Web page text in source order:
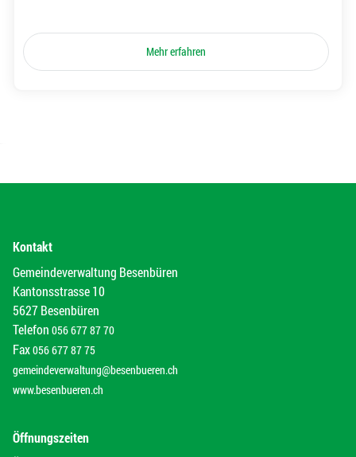
Mehr erfahren
Kontakt
Gemeindeverwaltung Besenbüren
Kantonsstrasse 10
5627 Besenbüren
Telefon 056 677 87 70
Fax056 677 87 75
gemeindeverwaltung@besenbueren.ch
www.besenbueren.ch
Öffnungszeiten